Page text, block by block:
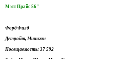
Мэтт Прайс 56"
Форд Филд
Детройт, Мичиган
Посещаемость: 37 592